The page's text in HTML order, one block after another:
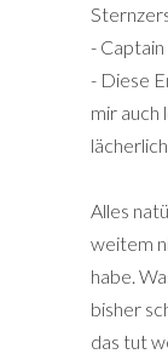
- Captain
- Diese
mir auch
Alles
weitem
habe.
bisher
das tut